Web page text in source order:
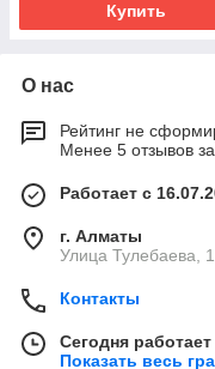
Купить
О нас
Рейтинг не
Менее 5 отзывов
Работает с
г. Алматы
Улица Тулебаева,
Контакты
Сегодня
Показать весь